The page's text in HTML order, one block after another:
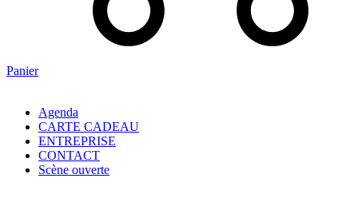
Panier
Agenda
CARTE CADEAU
ENTREPRISE
CONTACT
Scène ouverte